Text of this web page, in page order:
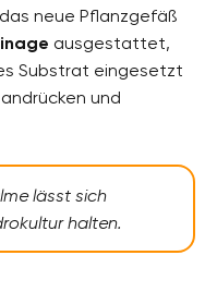
neue Pflanzgefäß
ausgestattet,
Substrat eingesetzt
und
lässt sich
halten.